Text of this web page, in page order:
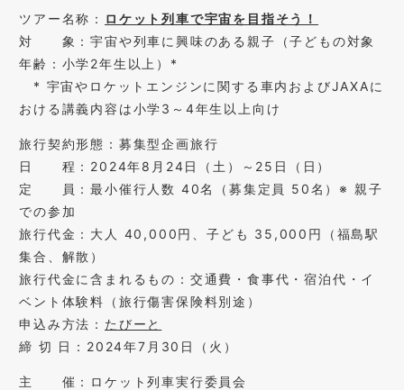
ツアー名称： ロケット列車で宇宙を目指そう！
対 象：宇宙や列車に興味のある親子（子どもの対象
年齢：小学2年生以上）*
* 宇宙やロケットエンジンに関する車内およびJAXAに
おける講義内容は小学3～4年生以上向け
旅行契約形態：募集型企画旅行
日 程：2024年8月24日（土）～25日（日）
定 員：最小催行人数 40名（募集定員 50名）※ 親子
での参加
旅行代金：大人 40,000円、子ども 35,000円（福島駅
集合、解散）
旅行代金に含まれるもの：交通費・食事代・宿泊代・イ
ベント体験料（旅行傷害保険料別途）
申込み方法： たびーと
締 切 日：2024年7月30日（火）
主 催：ロケット列車実行委員会